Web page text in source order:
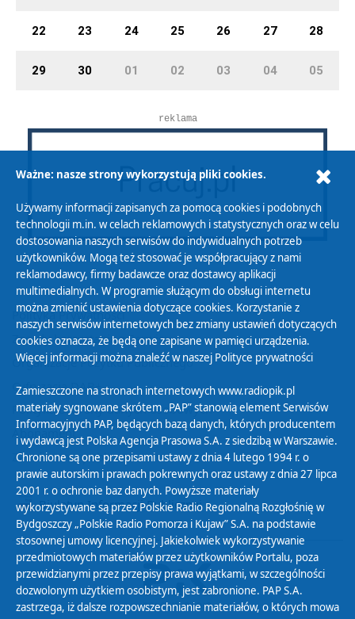
22 23 24 25 26 27 28
29 30 01 02 03 04 05
reklama
Polityka Prywatności
Zasady korzystania z Serwisu
Organizacje Pożytku Publicznego
Cyfryzacja DAB+
Polityka ochrony danych osobowych
Abonament
Zamówienia publiczne
Biuletyn Informacji Publicznej
Ważne: nasze strony wykorzystują pliki cookies.
Używamy informacji zapisanych za pomocą cookies i podobnych
technologii m.in. w celach reklamowych i statystycznych oraz w celu
dostosowania naszych serwisów do indywidualnych potrzeb
użytkowników. Mogą też stosować je współpracujący z nami
reklamodawcy, firmy badawcze oraz dostawcy aplikacji
multimedialnych. W programie służącym do obsługi internetu
można zmienić ustawienia dotyczące cookies. Korzystanie z
naszych serwisów internetowych bez zmiany ustawień dotyczących
cookies oznacza, że będą one zapisane w pamięci urządzenia.
Więcej informacji można znaleźć w naszej Polityce prywatności
Zamieszczone na stronach internetowych www.radiopik.pl
materiały sygnowane skrótem „PAP” stanowią element Serwisów
Informacyjnych PAP, będących bazą danych, których producentem
i wydawcą jest Polska Agencja Prasowa S.A. z siedzibą w Warszawie.
Chronione są one przepisami ustawy z dnia 4 lutego 1994 r. o
prawie autorskim i prawach pokrewnych oraz ustawy z dnia 27 lipca
2001 r. o ochronie baz danych. Powyższe materiały
wykorzystywane są przez Polskie Radio Regionalną Rozgłośnię w
Bydgoszczy „Polskie Radio Pomorza i Kujaw” S.A. na podstawie
stosownej umowy licencyjnej. Jakiekolwiek wykorzystywanie
przedmiotowych materiałów przez użytkowników Portalu, poza
przewidzianymi przez przepisy prawa wyjątkami, w szczególności
dozwolonym użytkiem osobistym, jest zabronione. PAP S.A.
zastrzega, iż dalsze rozpowszechnianie materiałów, o których mowa